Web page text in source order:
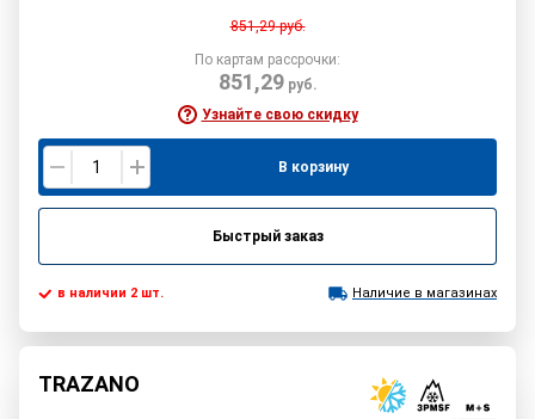
851,29руб.
По картам рассрочки:
851,29руб.
Узнайте свою скидку
В корзину
Быстрый заказ
в наличии 2 шт. Наличие в магазинах
TRAZANO